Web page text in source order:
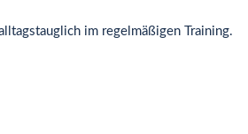
im regelmäßigen Training.